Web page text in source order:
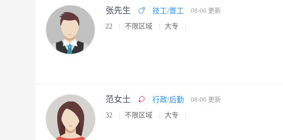
张先生 技工/普工 08-06 更新
22 不限区域 大专
范女士 行政/后勤 08-06 更新
32 不限区域 大专